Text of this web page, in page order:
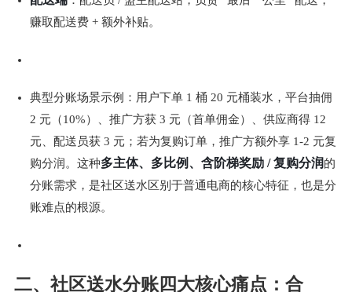
赚取配送费 + 额外补贴。
典型分账场景示例：用户下单 1 桶 20 元桶装水，平台抽佣
2 元（10%）、推广方获 3 元（首单佣金）、供应商得 12
元、配送员获 3 元；若为复购订单，推广方额外享 1-2 元复
购分润。这种多主体、多比例、含阶梯奖励 / 复购分润的
分账需求，是社区送水区别于普通电商的核心特征，也是分
账难点的根源。
二、社区送水分账四大核心痛点：合